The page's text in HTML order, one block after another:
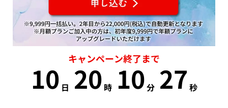
キャンペーン終了まで
10 日 20 時 10分 27 秒